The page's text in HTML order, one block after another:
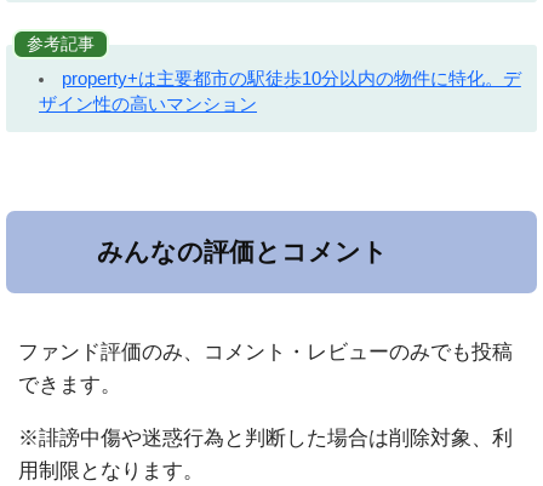
参考記事
property+は主要都市の駅徒歩10分以内の物件に特化。デ
ザイン性の高いマンション
みんなの評価とコメント
ファンド評価のみ、コメント・レビューのみでも投稿
できます。
※誹謗中傷や迷惑行為と判断した場合は削除対象、利
用制限となります。